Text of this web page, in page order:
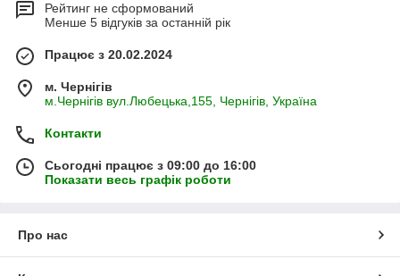
Рейтинг не сформований
Менше 5 відгуків за останній рік
Працює з 20.02.2024
м. Чернігів
м.Чернігів вул.Любецька,155, Чернігів, Україна
Контакти
Сьогодні працює з 09:00 до 16:00
Показати весь графік роботи
Про нас